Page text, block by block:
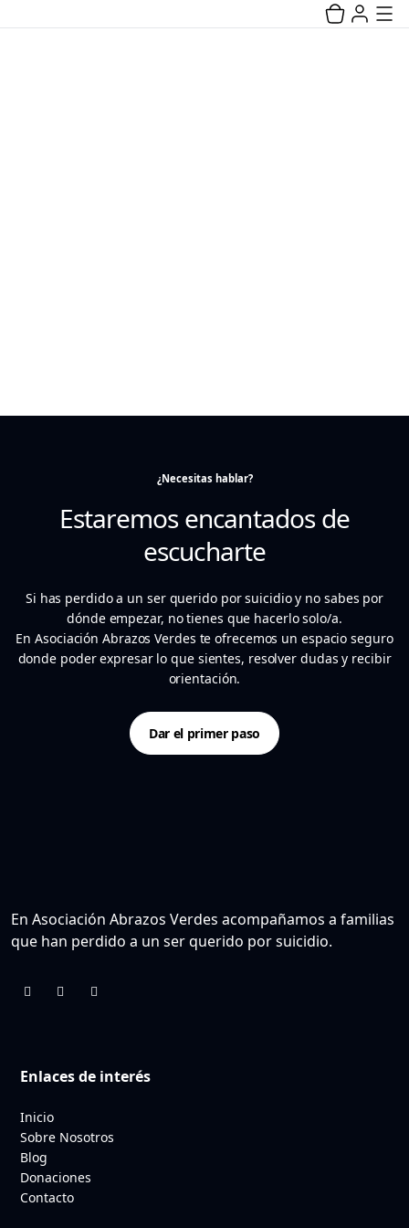
¿Necesitas hablar?
Estaremos encantados de
escucharte
Si has perdido a un ser querido por suicidio y no sabes por
dónde empezar, no tienes que hacerlo solo/a.
En Asociación Abrazos Verdes te ofrecemos un espacio seguro
donde poder expresar lo que sientes, resolver dudas y recibir
orientación.
Dar el primer paso
En Asociación Abrazos Verdes acompañamos a familias
que han perdido a un ser querido por suicidio.
Enlaces de interés
Inicio
Sobre Nosotros
Blog
Donaciones
Contacto